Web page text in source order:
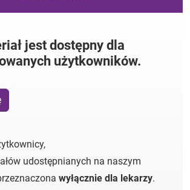
jest dostępny dla
użytkowników.
udostępnianych na naszym
wyłącznie dla lekarzy.